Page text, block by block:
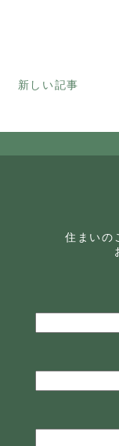
新しい記事
住まいの